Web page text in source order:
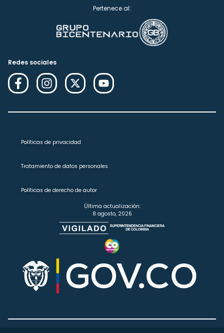
Pertenece al:
Redes sociales
Políticas de privacidad
Tratamiento de datos personales
Políticas de derecho de autor
Última actualización:
8 agosto, 2026